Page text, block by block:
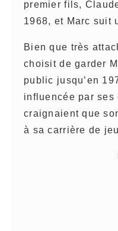
premier fils,
1968, et Marc suit
Bien que très
choisit de garder
public jusqu’en
influencée par
craignaient que
à sa carrière de